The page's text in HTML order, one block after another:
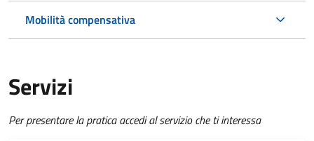
Mobilità compensativa
Servizi
Per presentare la pratica accedi al servizio che ti interessa